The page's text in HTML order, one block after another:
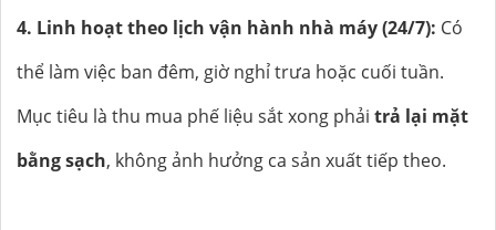
4. Linh hoạt theo lịch vận hành nhà máy (24/7): Có
thể làm việc ban đêm, giờ nghỉ trưa hoặc cuối tuần.
Mục tiêu là thu mua phế liệu sắt xong phải trả lại mặt
bằng sạch, không ảnh hưởng ca sản xuất tiếp theo.